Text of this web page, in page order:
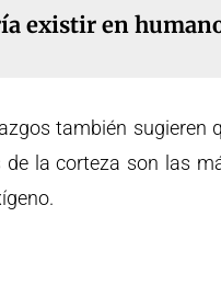
existir en
también sugieren
de la corteza son las